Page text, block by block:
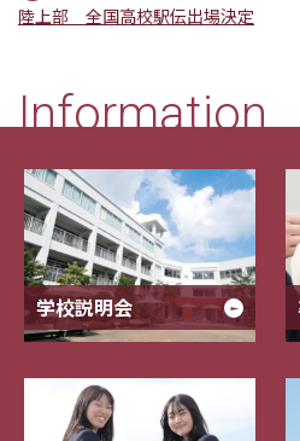
陸上部 全国高校駅伝出場決定
Information
学校説明会